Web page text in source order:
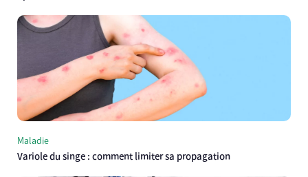
Maladie
Variole du singe : comment limiter sa propagation